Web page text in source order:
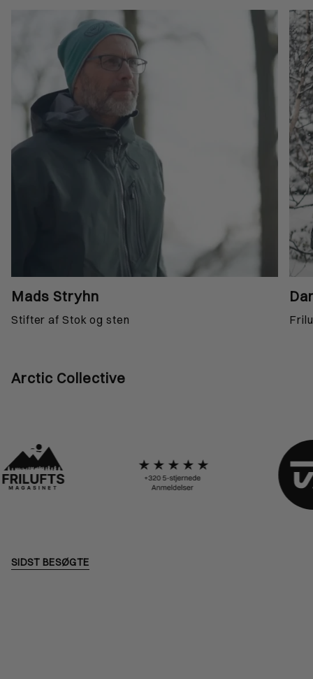
Mads Stryhn
Stifter af Stok og sten
Arctic Collective
SIDST BESØGTE